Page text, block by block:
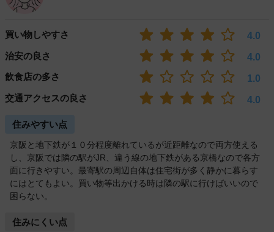
買い物しやすさ
4.0
治安の良さ
4.0
飲食店の多さ
1.0
交通アクセスの良さ
4.0
住みやすい点
京阪と地下鉄が１０分程度離れているが近距離なので両方使える
し、京阪では隣の駅がJR、違う線の地下鉄がある京橋なので各方
面に行きやすい。最寄駅の周辺自体は住宅街が多く静かに暮らす
にはとてもよい。買い物等出かける時は隣の駅に行けばいいので
困らない。
住みにくい点